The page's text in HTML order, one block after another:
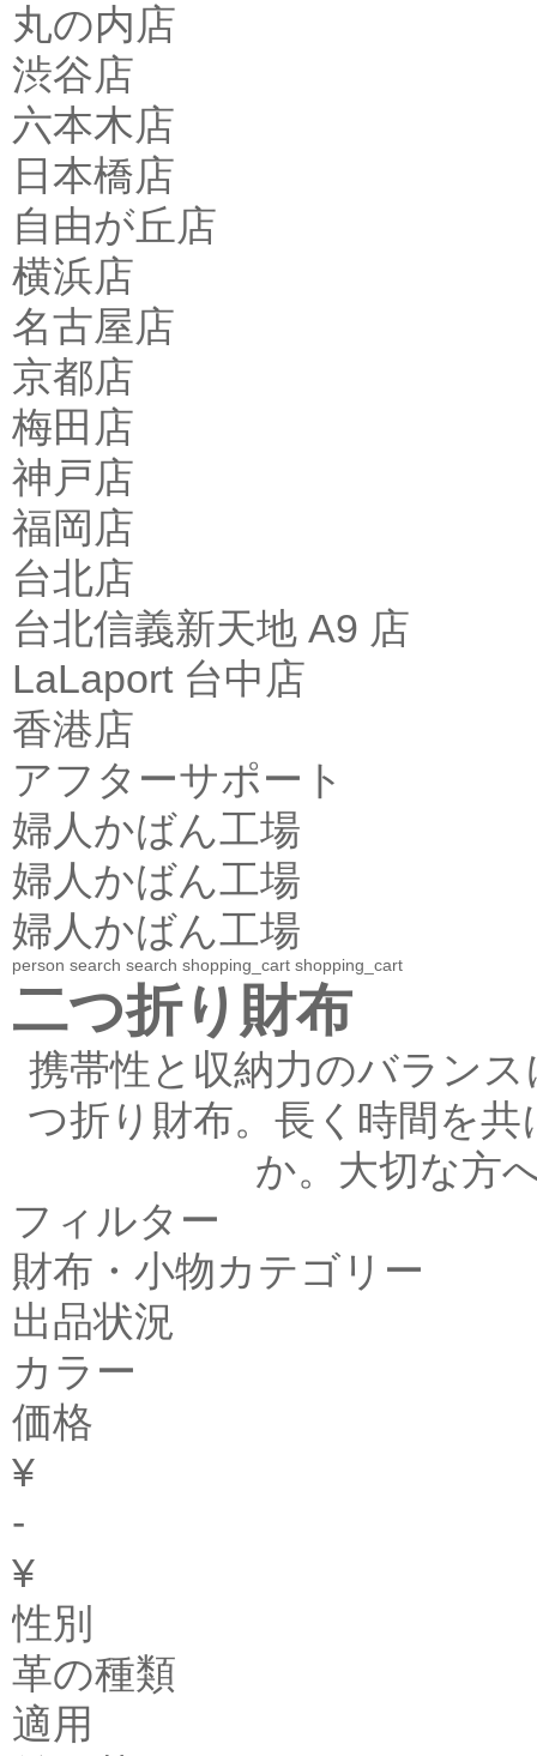
丸の内店
渋谷店
六本木店
日本橋店
自由が丘店
横浜店
名古屋店
京都店
梅田店
神戸店
福岡店
台北店
台北信義新天地 A9 店
LaLaport 台中店
香港店
アフターサポート
婦人かばん工場
婦人かばん工場
婦人かばん工場
person search search shopping_cart shopping_cart
二つ折り財布
携帯性と収納力のバラン
つ折り財布。長く時間を
か。大切な方
フィルター
財布・小物カテゴリー
出品状況
カラー
価格
¥
-
¥
性別
革の種類
適用